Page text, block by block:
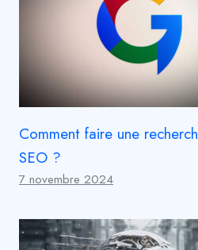
Comment faire une
SEO ?
7 novembre 2024